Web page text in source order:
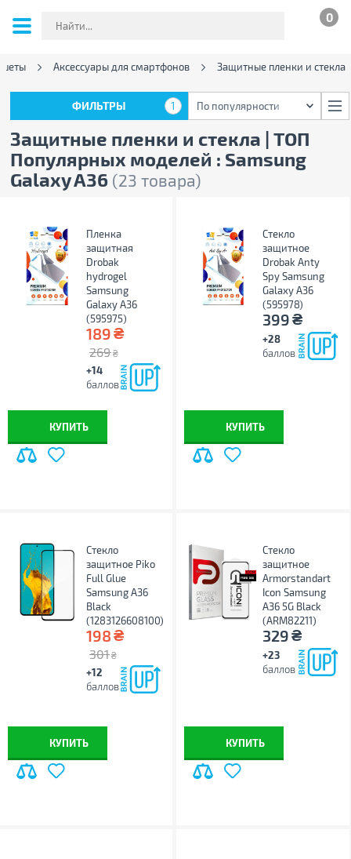
0
Аксессуары для смартфонов Защитные пленки и стекла
Защитные пленки и стекла | ТОП
Популярных моделей : Samsung
Galaxy A36 (23 товара)
ФИЛЬТРЫ 1 По популярности
Пленка
защитная
Drobak
hydrogel
Samsung
Galaxy A36
(595975)
189₴
269 ₴
+14
баллов
КУПИТЬ
Стекло
защитное
Drobak Anty
Spy Samsung
Galaxy A36
(595978)
399₴
+28
баллов
КУПИТЬ
Стекло
защитное Piko
Full Glue
Samsung A36
Black
(1283126608100)
198₴
301 ₴
+12
баллов
КУПИТЬ
Стекло
защитное
Armorstandart
Icon Samsung
A36 5G Black
(ARM82211)
329₴
+23
баллов
КУПИТЬ
ФИЛЬТРЫ 1 По популярности